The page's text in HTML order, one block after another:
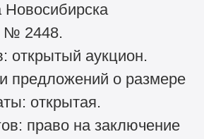
Новосибирска
№ 2448.
открытый аукцион.
предложений о размере
открытая.
право на заключение